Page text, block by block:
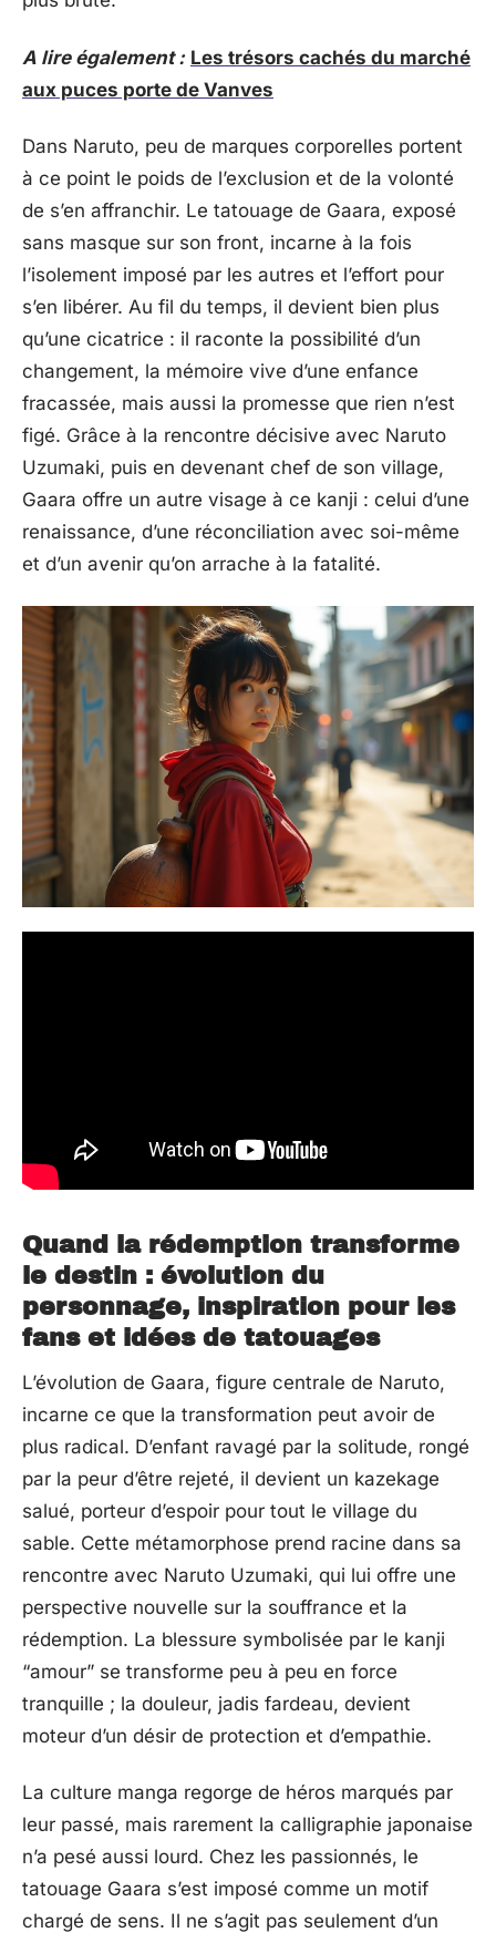
A lire également : Les trésors cachés du marché
aux puces porte de Vanves
Dans Naruto, peu de marques corporelles portent
à ce point le poids de l’exclusion et de la volonté
de s’en affranchir. Le tatouage de Gaara, exposé
sans masque sur son front, incarne à la fois
l’isolement imposé par les autres et l’effort pour
s’en libérer. Au fil du temps, il devient bien plus
qu’une cicatrice : il raconte la possibilité d’un
changement, la mémoire vive d’une enfance
fracassée, mais aussi la promesse que rien n’est
figé. Grâce à la rencontre décisive avec Naruto
Uzumaki, puis en devenant chef de son village,
Gaara offre un autre visage à ce kanji : celui d’une
renaissance, d’une réconciliation avec soi-même
et d’un avenir qu’on arrache à la fatalité.
Quand la rédemption transforme
le destin : évolution du
personnage, inspiration pour les
fans et idées de tatouages
L’évolution de Gaara, figure centrale de Naruto,
incarne ce que la transformation peut avoir de
plus radical. D’enfant ravagé par la solitude, rongé
par la peur d’être rejeté, il devient un kazekage
salué, porteur d’espoir pour tout le village du
sable. Cette métamorphose prend racine dans sa
rencontre avec Naruto Uzumaki, qui lui offre une
perspective nouvelle sur la souffrance et la
rédemption. La blessure symbolisée par le kanji
“amour” se transforme peu à peu en force
tranquille ; la douleur, jadis fardeau, devient
moteur d’un désir de protection et d’empathie.
La culture manga regorge de héros marqués par
leur passé, mais rarement la calligraphie japonaise
n’a pesé aussi lourd. Chez les passionnés, le
tatouage Gaara s’est imposé comme un motif
chargé de sens. Il ne s’agit pas seulement d’un